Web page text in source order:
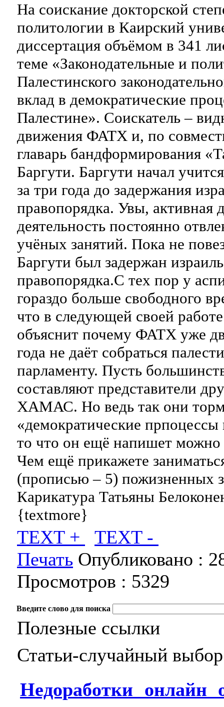
На соискание докторской
политологии в Каирский
диссертация объёмом в 341
теме «Законодательные и
Палестинского
вклад в демократические
Палестине». Соискатель –
движения ФАТХ и, по
главарь бандформирования
Баргути. Баргути начал
за три года до задержания
правопорядка. Увы, активная
деятельность постоянно
учёных занятий. Пока не
Баргути был задержан
правопорядка.С тех пор у
гораздо больше свободного
что в следующей своей
объяснит почему ФАТХ уже
года не даёт собраться
парламенту. Пусть
составляют представители
ХАМАС. Но ведь так они
«демократические
то что он ещё напишет можно
Чем ещё прикажете
(прописью – 5) пожизненных
Карикатура Татьяны
{textmore}
TEXT +
TEXT -
Печать Опубликовано :
Просмотров : 5329
Введите слово для поиска
Полезные ссылки
Статьи-случайный выбор
Недоработки онлайн